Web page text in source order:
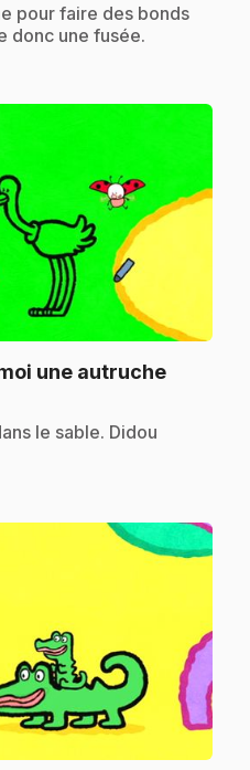
pour faire des bonds
donc une fusée.
une autruche.
le sable. Didou